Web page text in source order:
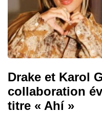
Drake et Karol
collaboration
titre « Ahí »